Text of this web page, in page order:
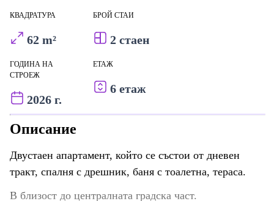
КВАДРАТУРА
62 m²
БРОЙ СТАИ
2 стаен
ГОДИНА НА
СТРОЕЖ
2026 г.
ЕТАЖ
6 етаж
Описание
Двустаен апартамент, който се състои от дневен
тракт, спалня с дрешник, баня с тоалетна, тераса.
В близост до централната градска част.